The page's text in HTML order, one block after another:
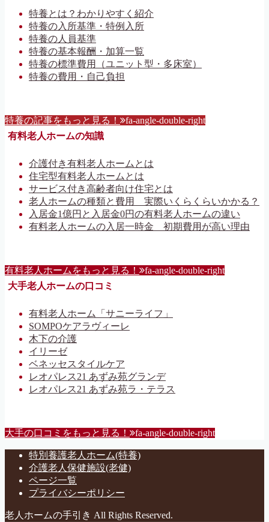
特養とは？わかりやすく紹介
特養の入所基準・特例入所
特養の人員基準
特養の基本報酬・加算一覧
特養の標準費用（ユニット型・多床室）
特養の費用・自己負担
特養の記事をもっと見る！ fa-angle-double-right
有料老人ホームの知識
介護付き有料老人ホームとは
住宅型有料老人ホームとは
サービス付き高齢者向け住宅とは
老人ホームの種類と費用 実際いくらくらいかかる？
入居金1億円と入居金0円の有料老人ホームの違い
有料老人ホームの入居一時金 初期費用が高い理由
有料老人ホームをもっと見る！ fa-angle-double-right
大手老人ホームの口コミ
有料老人ホーム「サニーライフ」
SOMPOケアラヴィーレ
木下の介護
イリーゼ
ベネッセスタイルケア
レオパレス21 あずみ苑グランデ
レオパレス21 あずみ苑ラ・テラス
大手の口コミをもっと見る！ fa-angle-double-right
特別養護老人ホーム(特養)
介護老人保健施設(老健)
ページ一覧
プライバシーポリシー
老人ホームの手引き All Rights Reserved.